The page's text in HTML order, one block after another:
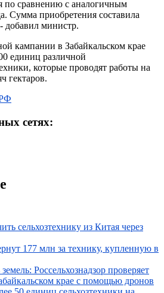
по сравнению с аналогичным
Сумма приобретения составила
добавил министр.
кампании в Забайкальском крае
единиц различной
которые проводят работы на
гектаров.
сетях:
сельхозтехнику из Китая через
177 млн за технику, купленную в
Россельхознадзор проверяет
крае с помощью дронов